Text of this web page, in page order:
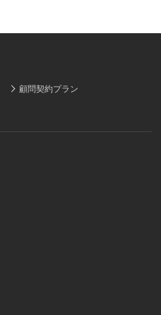
顧問契約プラン